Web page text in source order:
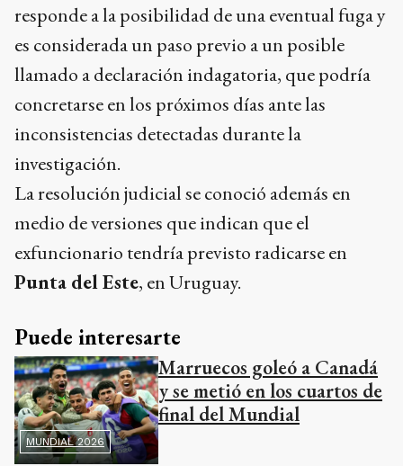
responde a la posibilidad de una eventual fuga y
es considerada un paso previo a un posible
llamado a declaración indagatoria, que podría
concretarse en los próximos días ante las
inconsistencias detectadas durante la
investigación.
La resolución judicial se conoció además en
medio de versiones que indican que el
exfuncionario tendría previsto radicarse en
Punta del Este, en Uruguay.
Puede interesarte
MUNDIAL 2026
Marruecos goleó a Canadá
y se metió en los cuartos de
final del Mundial